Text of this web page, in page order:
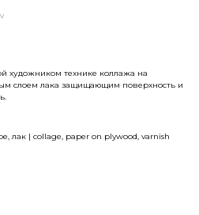
художником технике коллажа на
слоем лака защищающим поверхность и
лак | collage, paper on plywood, varnish